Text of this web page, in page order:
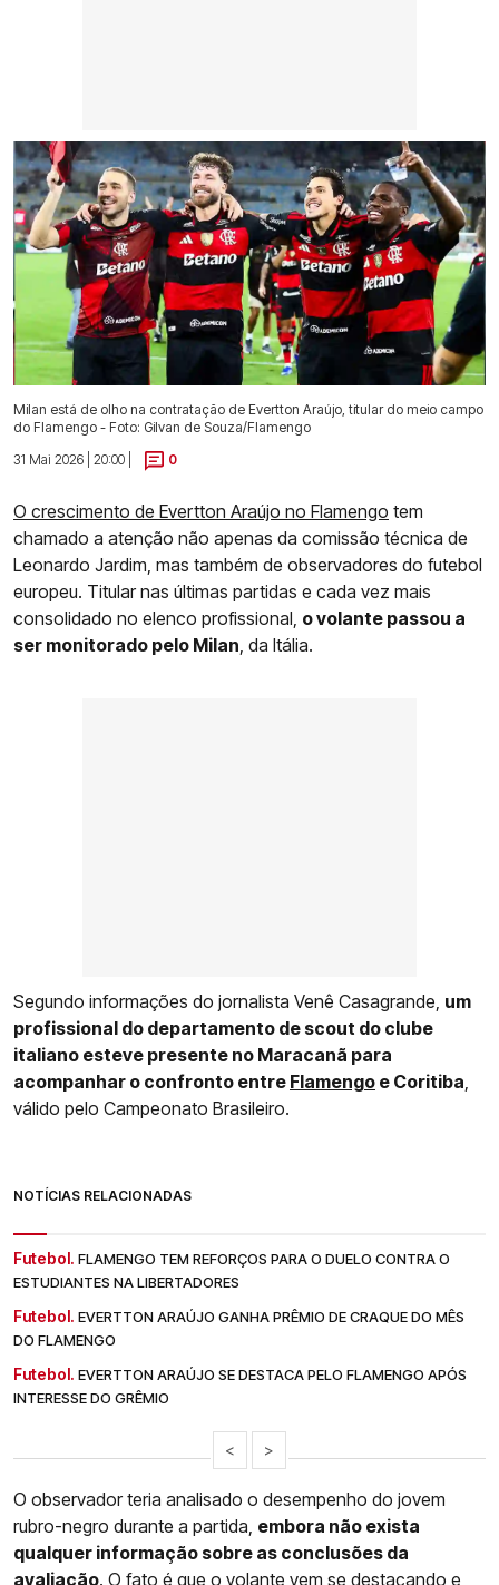
Milan está de olho na contratação de Evertton Araújo, titular do meio campo
do Flamengo - Foto: Gilvan de Souza/Flamengo
31 Mai 2026 | 20:00 |
0
O crescimento de Evertton Araújo no Flamengo tem
chamado a atenção não apenas da comissão técnica de
Leonardo Jardim, mas também de observadores do futebol
europeu. Titular nas últimas partidas e cada vez mais
consolidado no elenco profissional, o volante passou a
ser monitorado pelo Milan , da Itália.
Segundo informações do jornalista Venê Casagrande, um
profissional do departamento de scout do clube
italiano esteve presente no Maracanã para
acompanhar o confronto entre Flamengo e Coritiba
válido pelo Campeonato Brasileiro.
NOTÍCIAS RELACIONADAS
Futebol. FLAMENGO TEM REFORÇOS PARA O DUELO CONTRA O
ESTUDIANTES NA LIBERTADORES
Futebol. EVERTTON ARAÚJO GANHA PRÊMIO DE CRAQUE DO MÊS
DO FLAMENGO
Futebol. EVERTTON ARAÚJO SE DESTACA PELO FLAMENGO APÓS
INTERESSE DO GRÊMIO
< >
O observador teria analisado o desempenho do jovem
rubro-negro durante a partida, embora não exista
qualquer informação sobre as conclusões da
avaliação. O fato é que o volante vem se destacando e